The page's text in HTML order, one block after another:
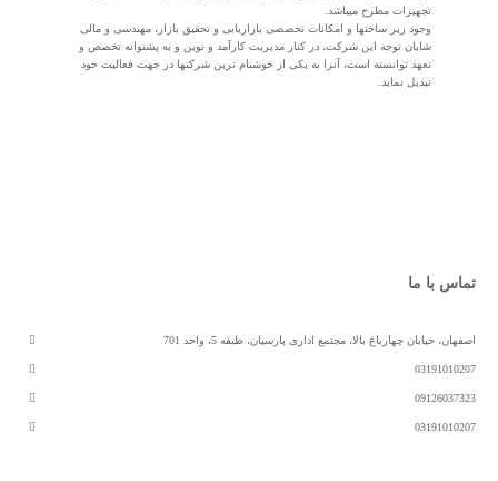
تجهیزات مطرح میباشد.
وجود زیر ساختها و امکانات تخصصی بازاریابی و تحقیق بازار، مهندسی و مالی
شایان توجه این شرکت، در کنار مدیریت کارآمد و نوین و به پشتوانه تخصص و
تعهد توانسته است، آنرا به یکی از خوشنام ترین شرکتها در جهت فعالیت خود
تبدیل نماید.
تماس با ما
اصفهان، خیابان چهارباغ بالا، مجتمع اداری پارسیان، طبقه 5، واحد 701
03191010207
09126037323
03191010207